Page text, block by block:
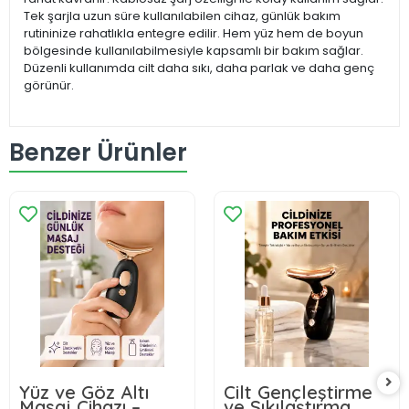
Tek şarjla uzun süre kullanılabilen cihaz, günlük bakım
rutininize rahatlıkla entegre edilir. Hem yüz hem de boyun
bölgesinde kullanılabilmesiyle kapsamlı bir bakım sağlar.
Düzenli kullanımda cilt daha sıkı, daha parlak ve daha genç
görünür.
Benzer Ürünler
Yüz ve Göz Altı Cilt Gençleştirme